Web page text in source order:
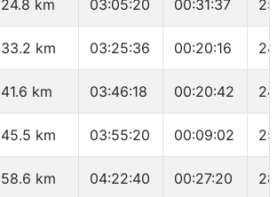
24.8 km 03:05:20 00:31:37
33.2 km 03:25:36 00:20:16
41.6 km 03:46:18 00:20:42
45.5 km 03:55:20 00:09:02
58.6 km 04:22:40 00:27:20